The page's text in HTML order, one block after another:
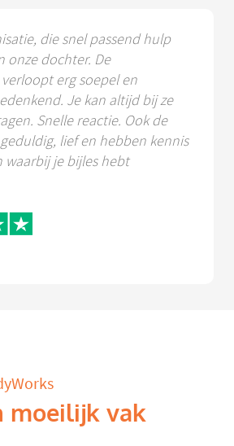
die snel passend hulp
onze dochter. De
erg soepel en
Je kan altijd bij ze
Snelle reactie. Ook de
lief en hebben kennis
waarbij je bijles hebt
moeilijk vak